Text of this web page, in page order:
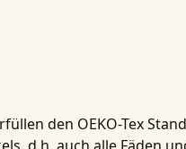
den OEKO-Tex